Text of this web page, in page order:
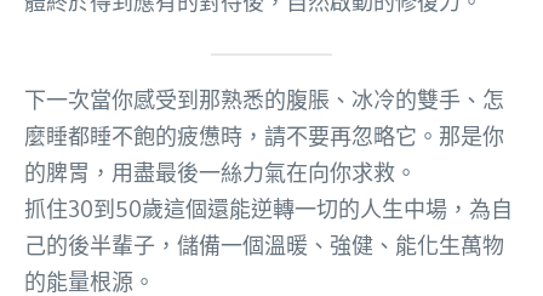
下一次當你感受到那熟悉的腹脹、冰冷的雙手、怎
麼睡都睡不飽的疲憊時，請不要再忽略它。那是你
的脾胃，用盡最後一絲力氣在向你求救。
抓住30到50歲這個還能逆轉一切的人生中場，為自
己的後半輩子，儲備一個溫暖、強健、能化生萬物
的能量根源。